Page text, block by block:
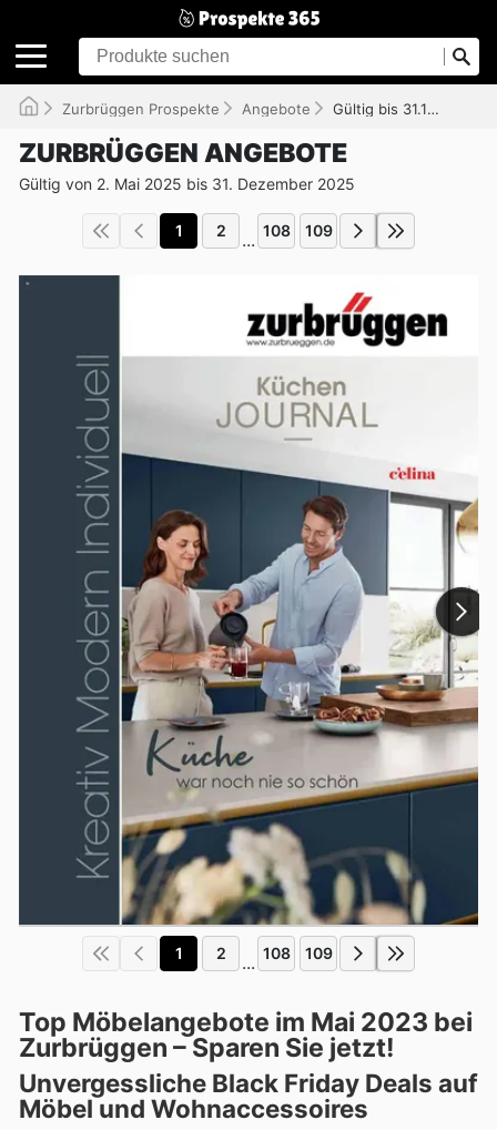
Zurbrüggen Prospekte Angebote Gültig bis 31.12.2025
ZURBRÜGGEN ANGEBOTE
Gültig von 2. Mai 2025 bis 31. Dezember 2025
1 2 ... 108 109
1 2 ... 108 109
Top Möbelangebote im Mai 2023 bei
Zurbrüggen – Sparen Sie jetzt!
Unvergessliche Black Friday Deals auf
Möbel und Wohnaccessoires